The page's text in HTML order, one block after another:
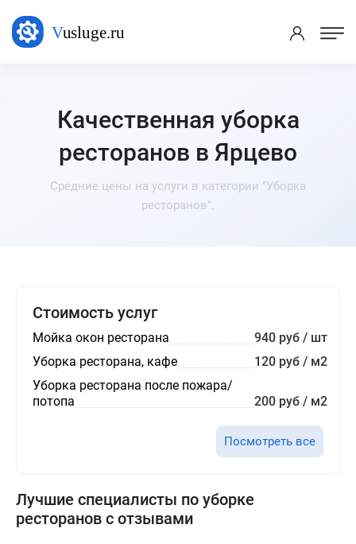
Качественная уборка
ресторанов в Ярцево
Средние цены на услуги в категории "Уборка
ресторанов".
Стоимость услуг
Мойка окон ресторана
940 руб / шт
Уборка ресторана, кафе
120 руб / м2
Уборка ресторана после пожара/
потопа
200 руб / м2
Посмотреть все
Лучшие специалисты по уборке
ресторанов с отзывами